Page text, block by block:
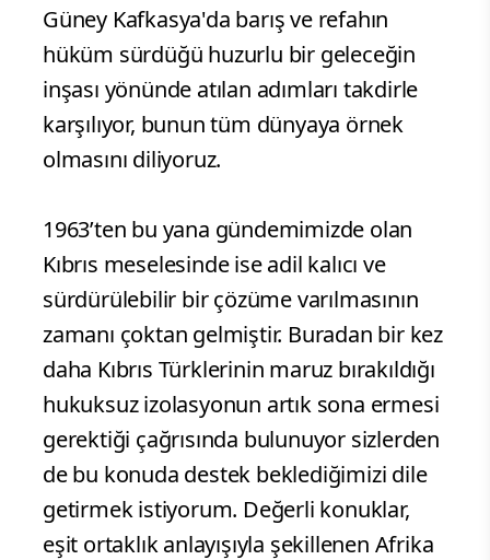
Güney Kafkasya'da barış ve refahın
hüküm sürdüğü huzurlu bir geleceğin
inşası yönünde atılan adımları takdirle
karşılıyor, bunun tüm dünyaya örnek
olmasını diliyoruz.
1963’ten bu yana gündemimizde olan
Kıbrıs meselesinde ise adil kalıcı ve
sürdürülebilir bir çözüme varılmasının
zamanı çoktan gelmiştir. Buradan bir kez
daha Kıbrıs Türklerinin maruz bırakıldığı
hukuksuz izolasyonun artık sona ermesi
gerektiği çağrısında bulunuyor sizlerden
de bu konuda destek beklediğimizi dile
getirmek istiyorum. Değerli konuklar,
eşit ortaklık anlayışıyla şekillenen Afrika